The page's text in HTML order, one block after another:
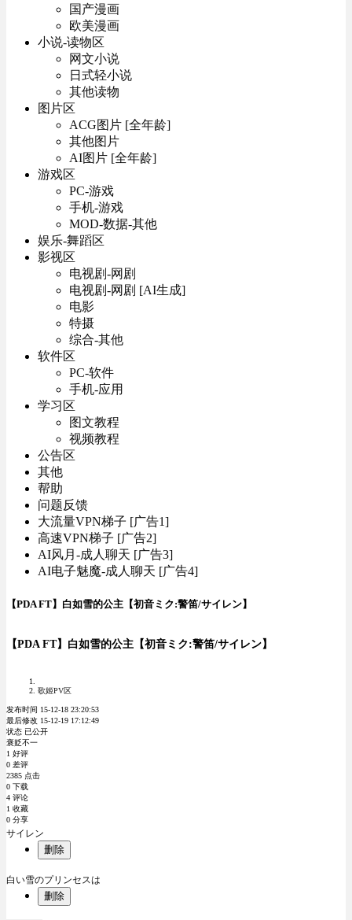
国产漫画
欧美漫画
小说-读物区
网文小说
日式轻小说
其他读物
图片区
ACG图片 [全年龄]
其他图片
AI图片 [全年龄]
游戏区
PC-游戏
手机-游戏
MOD-数据-其他
娱乐-舞蹈区
影视区
电视剧-网剧
电视剧-网剧 [AI生成]
电影
特摄
综合-其他
软件区
PC-软件
手机-应用
学习区
图文教程
视频教程
公告区
其他
帮助
问题反馈
大流量VPN梯子 [广告1]
高速VPN梯子 [广告2]
AI风月-成人聊天 [广告3]
AI电子魅魔-成人聊天 [广告4]
【PDA FT】白如雪的公主【初音ミク:警笛/サイレン】
【PDA FT】白如雪的公主【初音ミク:警笛/サイレン】
歌姬PV区
发布时间 15-12-18 23:20:53
最后修改 15-12-19 17:12:49
状态 已公开
褒贬不一
1 好评
0 差评
2385 点击
0 下载
4 评论
1 收藏
0 分享
サイレン
删除
白い雪のプリンセスは
删除